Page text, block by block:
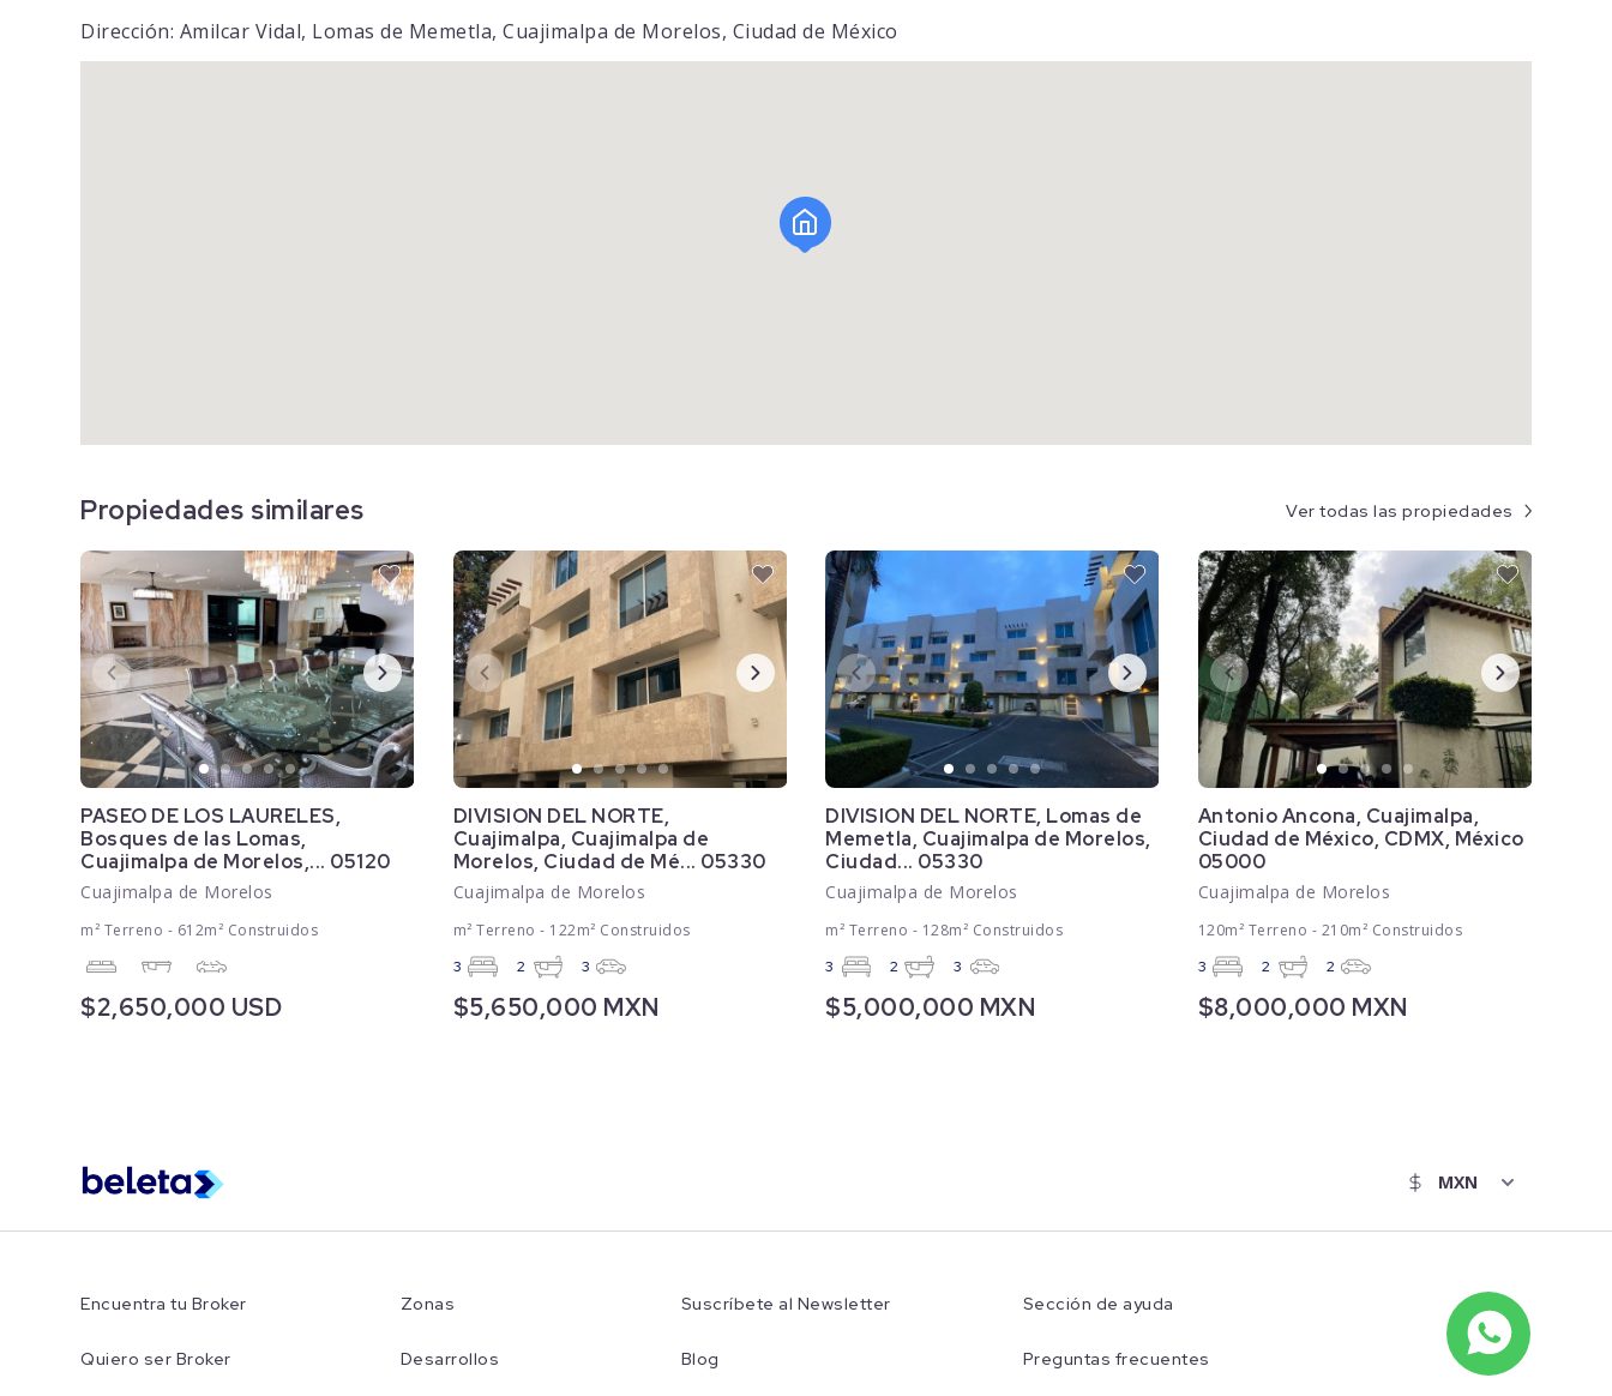
Dirección: Amilcar Vidal, Lomas de Memetla, Cuajimalpa de Morelos, Ciudad de México
Propiedades similares
PASEO DE LOS LAURELES,
Bosques de las Lomas,
Cuajimalpa de Morelos,... 05120
Cuajimalpa de Morelos
m² Terreno - 612m² Construidos
$2,650,000 USD
DIVISION DEL NORTE,
Cuajimalpa, Cuajimalpa de
Morelos, Ciudad de Mé... 05330
Cuajimalpa de Morelos
m² Terreno - 122m² Construidos
3 2 3
$5,650,000 MXN
DIVISION DEL NORTE, Lomas de
Memetla, Cuajimalpa de Morelos,
Ciudad... 05330
Cuajimalpa de Morelos
m² Terreno - 128m² Construidos
3 2 3
$5,000,000 MXN
Antonio Ancona, Cuajimalpa,
Ciudad de México, CDMX, México
05000
Cuajimalpa de Morelos
120m² Terreno - 210m² Construidos
3 2 2
$8,000,000 MXN
Ver todas las propiedades
Encuentra tu Broker
Quiero ser Broker
Zonas
Desarrollos
Suscríbete al Newsletter
Blog
Sección de ayuda
Preguntas frecuentes